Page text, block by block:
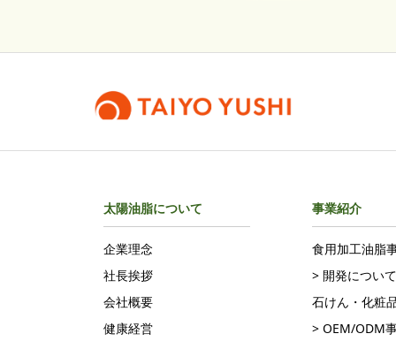
太陽油脂について
企業理念
社長挨拶
会社概要
健康経営
事業紹介
食用加工油脂
> 開発について
石けん・化粧
> OEM/ODM